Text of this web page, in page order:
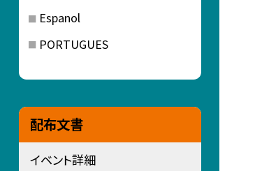
Espanol
PORTUGUES
配布文書
イベント詳細